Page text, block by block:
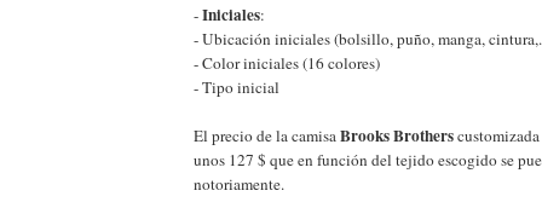
-Iniciales:
- Ubicación iniciales (bolsillo, puño, manga,
- Color iniciales (16 colores)
- Tipo inicial
El precio de la camisaBrooks Brothers
unos 127 $ que en función del tejido escogido se
notoriamente.